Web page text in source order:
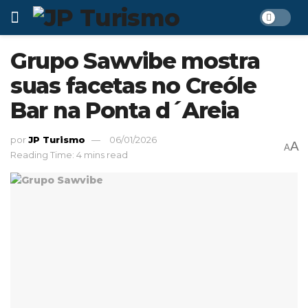
Grupo Sawvibe mostra
suas facetas no Creóle
Bar na Ponta d´Areia
porJP Turismo
06/01/2026
Reading Time: 4 mins read
AA